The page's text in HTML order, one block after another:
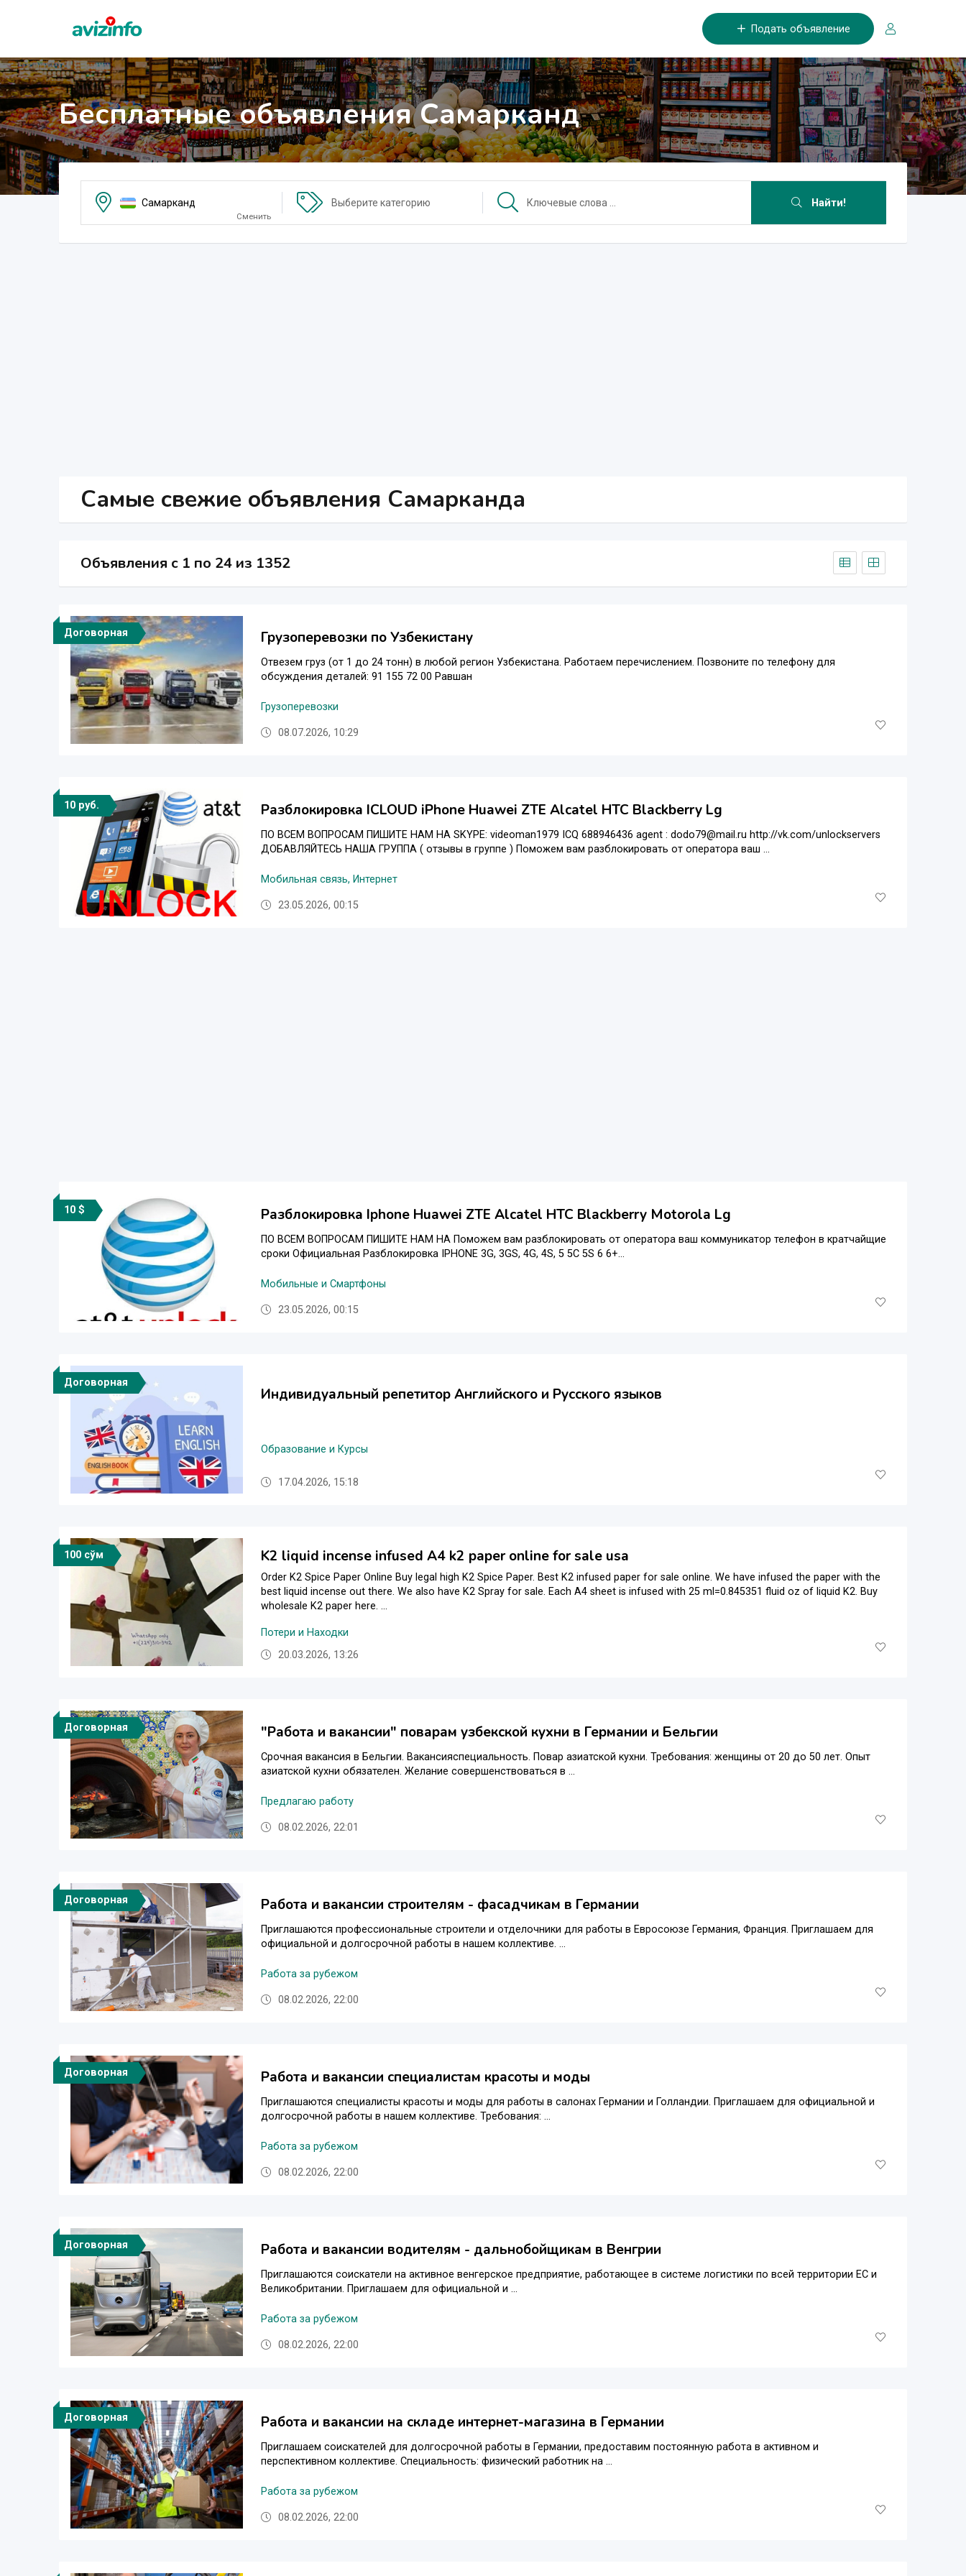
Подать объявление
Бесплатные объявления Самарканд
Самарканд
Сменить
Выберите категорию Найти!
Самые свежие объявления Самарканда
Объявления c 1 по 24 из 1352
Договорная Грузоперевозки по Узбекистану
Отвезем груз (от 1 до 24 тонн) в любой регион Узбекистана. Работаем перечислением. Позвоните по телефону для
обсуждения деталей: 91 155 72 00 Равшан
Грузоперевозки
08.07.2026, 10:29
10 руб. Разблокировка ICLOUD iPhone Huawei ZTE Alcatel HTC Blackberry Lg
ПО ВСЕМ ВОПРОСАМ ПИШИТЕ НАМ НА SKYPE: videoman1979 IСQ 688946436 agent : dodo79@mail.ru http://vk.com/unlockservers
ДОБАВЛЯЙТЕСЬ НАША ГРУППА ( отзывы в группе ) Поможем вам разблокировать от оператора ваш ...
Мобильная связь, Интернет
23.05.2026, 00:15
10 $ Разблокировка Iphone Huawei ZTE Alcatel HTC Blackberry Motorola Lg
ПО ВСЕМ ВОПРОСАМ ПИШИТЕ НАМ НА Поможем вам разблокировать от оператора ваш коммуникатор телефон в кратчайщие
сроки Официальная Разблокировка IPHONE 3G, 3GS, 4G, 4S, 5 5С 5S 6 6+...
Мобильные и Смартфоны
23.05.2026, 00:15
Договорная
Индивидуальный репетитор Английского и Русского языков
Образование и Курсы
17.04.2026, 15:18
100 сўм K2 liquid incense infused A4 k2 paper online for sale usa
Order K2 Spice Paper Online Buy legal high K2 Spice Paper. Best K2 infused paper for sale online. We have infused the paper with the
best liquid incense out there. We also have K2 Spray for sale. Each A4 sheet is infused with 25 ml=0.845351 fluid oz of liquid K2. Buy
wholesale K2 paper here. ...
Потери и Находки
20.03.2026, 13:26
Договорная "Работа и вакансии" поварам узбекской кухни в Германии и Бельгии
Срочная вакансия в Бельгии. Вакансияспециальность. Повар азиатской кухни. Требования: женщины от 20 до 50 лет. Опыт
азиатской кухни обязателен. Желание совершенствоваться в ...
Предлагаю работу
08.02.2026, 22:01
Договорная Работа и вакансии строителям - фасадчикам в Германии
Приглашаются профессиональные строители и отделочники для работы в Евросоюзе Германия, Франция. Приглашаем для
официальной и долгосрочной работы в нашем коллективе. ...
Работа за рубежом
08.02.2026, 22:00
Договорная Работа и вакансии специалистам красоты и моды
Приглашаются специалисты красоты и моды для работы в салонах Германии и Голландии. Приглашаем для официальной и
долгосрочной работы в нашем коллективе. Требования: ...
Работа за рубежом
08.02.2026, 22:00
Договорная Работа и вакансии водителям - дальнобойщикам в Венгрии
Приглашаются соискатели на активное венгерское предприятие, работающее в системе логистики по всей территории ЕС и
Великобритании. Приглашаем для официальной и ...
Работа за рубежом
08.02.2026, 22:00
Договорная Работа и вакансии на складе интернет-магазина в Германии
Приглашаем соискателей для долгосрочной работы в Германии, предоставим постоянную работа в активном и
перспективном коллективе. Специальность: физический работник на ...
Работа за рубежом
08.02.2026, 22:00